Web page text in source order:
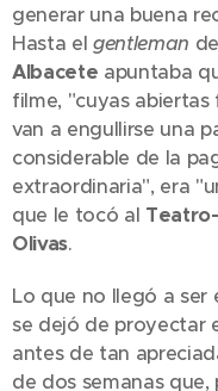
generar una buena
Hasta elgentleman
Albacete apuntaba
filme, "cuyas abiertas
van a engullirse una
considerable de la
extraordinaria", era
que le tocó al
Olivas.
Lo que no llegó a ser
se dejó de proyectar
antes de tan
de dos semanas